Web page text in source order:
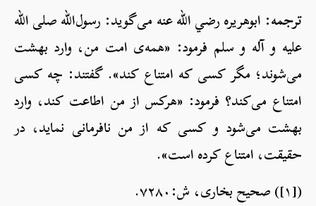
ترجمه: ابوهریره رضي الله عنه می‌گوید: رسول‌الله صلی الله
علیه و آله و سلم فرمود: «همه‌ی امت من، وارد بهشت
می‌شوند؛ مگر کسی که امتناع کند». گفتند: چه کسی
امتناع می‌کند؟ فرمود: «هرکس از من اطاعت کند، وارد
بهشت می‌شود و کسی که از من نافرمانی نماید، در
حقیقت، امتناع کرده است».
([۱]) صحیح بخاری، ش:۷۲۸۰.